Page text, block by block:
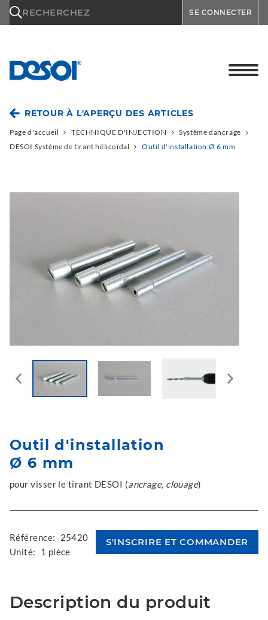
RECHERCHEZ SE CONNECTER
RETOUR À L'APERÇU DES ARTICLES
Page d'accueil TECHNIQUE D'INJECTION
Système dancrage
DESOI Système de tirant hélicoïdal
Outil d'installation Ø 6 mm
Outil d'installation
Ø 6 mm
pour visser le tirant DESOI (ancrage, clouage)
Référence:
25420
Unité:
1 pièce
Description du produit